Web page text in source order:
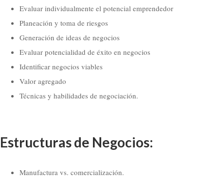
Evaluar individualmente el potencial emprendedor
Planeación y toma de riesgos
Generación de ideas de negocios
Evaluar potencialidad de éxito en negocios
Identificar negocios viables
Valor agregado
Técnicas y habilidades de negociación.
Estructuras de Negocios:
Manufactura vs. comercialización.